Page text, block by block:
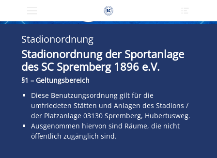
überspringen
Stadionordnung
Stadionordnung der Sportanlage
des SC Spremberg 1896 e.V.
§1 – Geltungsbereich
Diese Benutzungsordnung gilt für die
umfriedeten Stätten und Anlagen des Stadions /
der Platzanlage 03130 Spremberg, Hubertusweg.
Ausgenommen hiervon sind Räume, die nicht
öffentlich zugänglich sind.